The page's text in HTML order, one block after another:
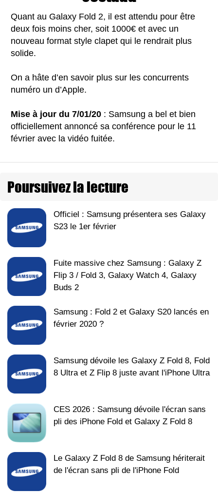
Quant au Galaxy Fold 2, il est attendu pour être
deux fois moins cher, soit 1000€ et avec un
nouveau format style clapet qui le rendrait plus
solide.
On a hâte d’en savoir plus sur les concurrents
numéro un d’Apple.
Mise à jour du 7/01/20 : Samsung a bel et bien
officiellement annoncé sa conférence pour le 11
février avec la vidéo fuitée.
Poursuivez la lecture
Officiel : Samsung présentera ses Galaxy
S23 le 1er février
Fuite massive chez Samsung : Galaxy Z
Flip 3 / Fold 3, Galaxy Watch 4, Galaxy
Buds 2
Samsung : Fold 2 et Galaxy S20 lancés en
février 2020 ?
Samsung dévoile les Galaxy Z Fold 8, Fold
8 Ultra et Z Flip 8 juste avant l'iPhone Ultra
CES 2026 : Samsung dévoile l'écran sans
pli des iPhone Fold et Galaxy Z Fold 8
Le Galaxy Z Fold 8 de Samsung hériterait
de l'écran sans pli de l'iPhone Fold